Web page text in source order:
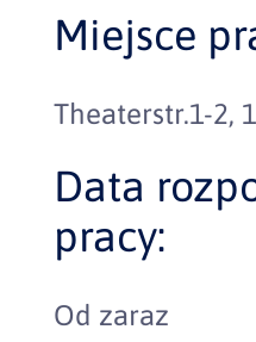
Miejsce
Theaterstr.1-2,
Data
pracy:
Od zaraz